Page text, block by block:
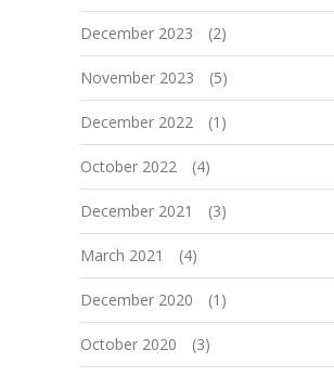
December 2023 (2)
November 2023 (5)
December 2022 (1)
October 2022 (4)
December 2021 (3)
March 2021 (4)
December 2020 (1)
October 2020 (3)